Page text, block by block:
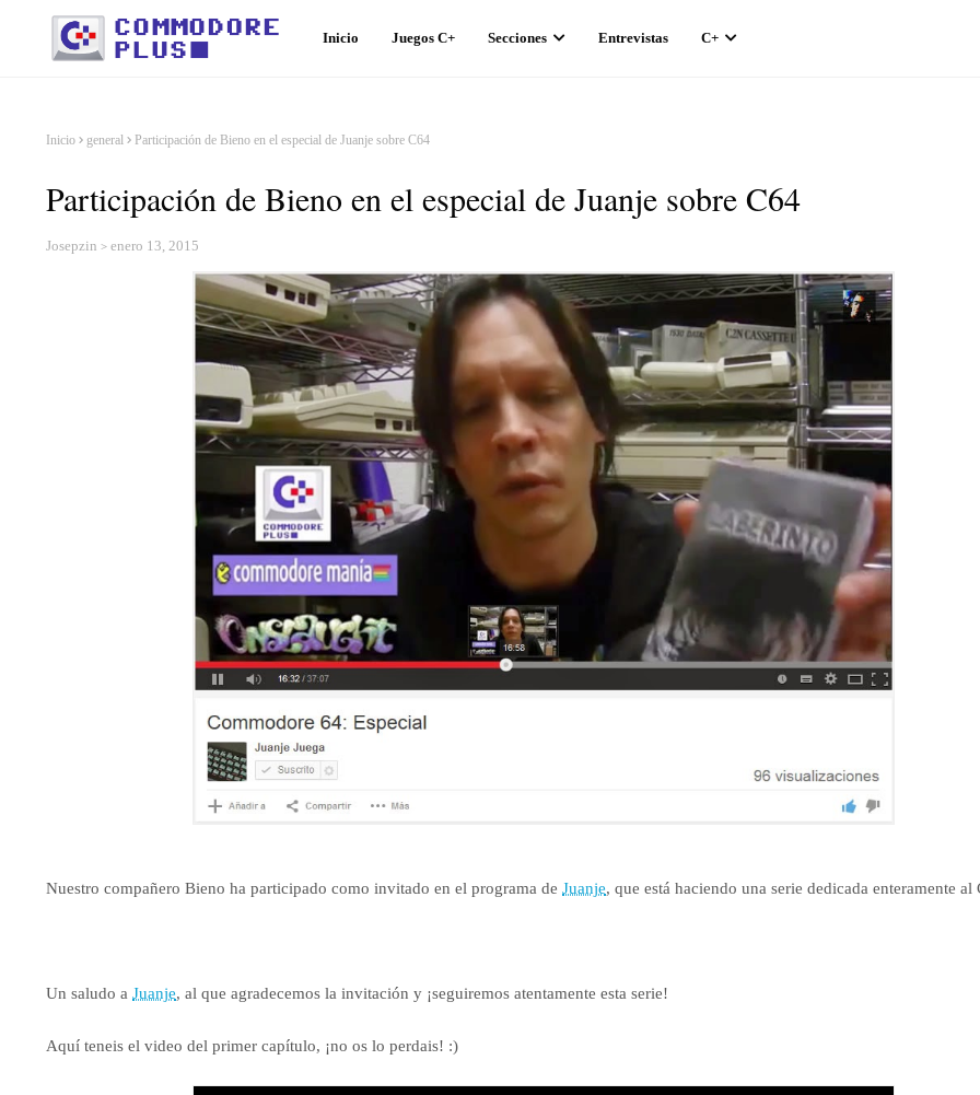
Inicio Juegos C+ Secciones Entrevistas C+
Inicio general Participación de Bieno en el especial de Juanje sobre C64
Participación de Bieno en el especial de Juanje sobre C64
Josepzin enero 13, 2015
Nuestro compañero Bieno ha participado como invitado en el programa de Juanje, que está haciendo una serie dedicada enteramente al
Un saludo a Juanje, al que agradecemos la invitación y ¡seguiremos atentamente esta serie!
Aquí teneis el video del primer capítulo, ¡no os lo perdais! :)